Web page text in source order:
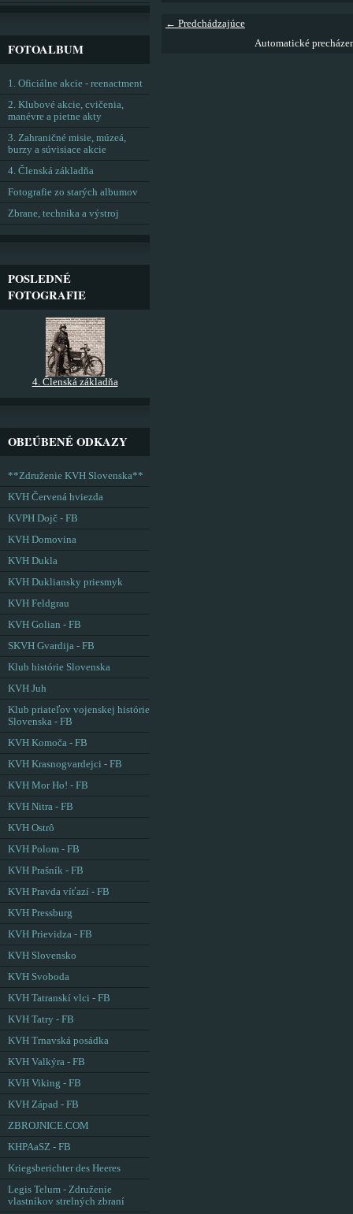
← Predchádzajúce
Automatické
FOTOALBUM
1. Oficiálne akcie - reenactment
2. Klubové akcie, cvičenia,
manévre a pietne akty
3. Zahraničné misie, múzeá,
burzy a súvisiace akcie
4. Členská základňa
Fotografie zo starých albumov
Zbrane, technika a výstroj
POSLEDNÉ
FOTOGRAFIE
4. Členská základňa
OBĽÚBENÉ ODKAZY
**Združenie KVH Slovenska**
KVH Červená hviezda
KVPH Dojč - FB
KVH Domovina
KVH Dukla
KVH Dukliansky priesmyk
KVH Feldgrau
KVH Golian - FB
SKVH Gvardija - FB
Klub histórie Slovenska
KVH Juh
Klub priateľov vojenskej histórie
Slovenska - FB
KVH Komoča - FB
KVH Krasnogvardejci - FB
KVH Mor Ho! - FB
KVH Nitra - FB
KVH Ostrô
KVH Polom - FB
KVH Prašník - FB
KVH Pravda víťazí - FB
KVH Pressburg
KVH Prievidza - FB
KVH Slovensko
KVH Svoboda
KVH Tatranskí vlci - FB
KVH Tatry - FB
KVH Trnavská posádka
KVH Valkýra - FB
KVH Viking - FB
KVH Západ - FB
ZBROJNICE.COM
KHPAaSZ - FB
Kriegsberichter des Heeres
Legis Telum - Združenie
vlastníkov strelných zbraní